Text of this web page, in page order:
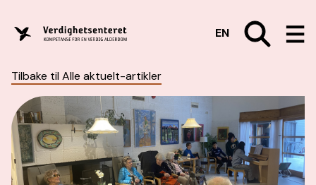
EN
Tilbake til Alle aktuelt-artikler